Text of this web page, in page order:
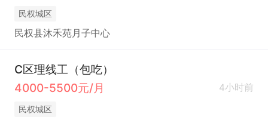
民权城区
民权县沐禾苑月子中心
C区理线工（包吃）
4000-5500元/月
4小时前
民权城区